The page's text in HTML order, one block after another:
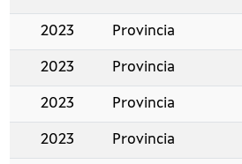
2023 Provincia
2023 Provincia
2023 Provincia
2023 Provincia